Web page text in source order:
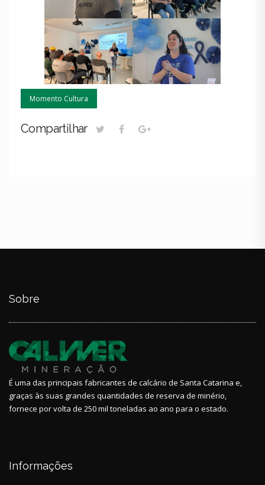
Momento Cultura
Compartilhar
Sobre
É uma das principais fabricantes de calcário de Santa Catarina e,
graças às suas grandes quantidades de reserva de minério,
fornece por volta de 250 mil toneladas ao ano para o estado.
Informações